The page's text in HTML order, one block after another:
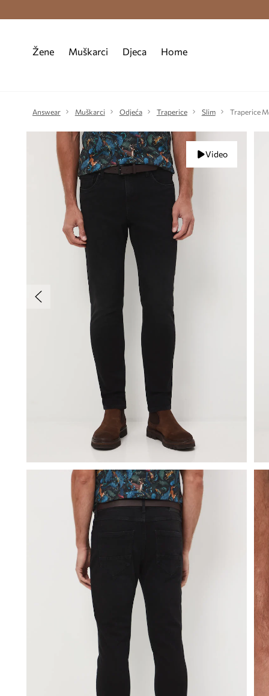
Besplatna
Žene Muškarci Djeca Home
Answear Muškarci Odjeća Traperice Slim Traperice
Video